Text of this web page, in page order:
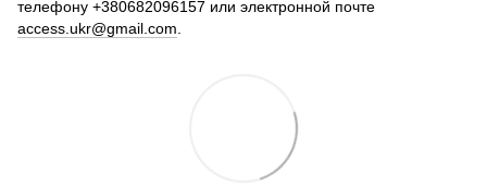
телефону +380682096157 или электронной почте
access.ukr@gmail.com